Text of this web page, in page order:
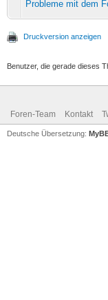
Probleme mit dem
Druckversion anzeigen
Benutzer, die gerade dieses
Foren-Team Kontakt
Deutsche Übersetzung: